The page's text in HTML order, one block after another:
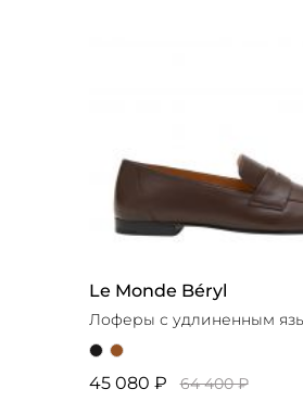
Le Monde Béryl
Лоферы с удлиненным
45 080 ₽ 64 400 ₽